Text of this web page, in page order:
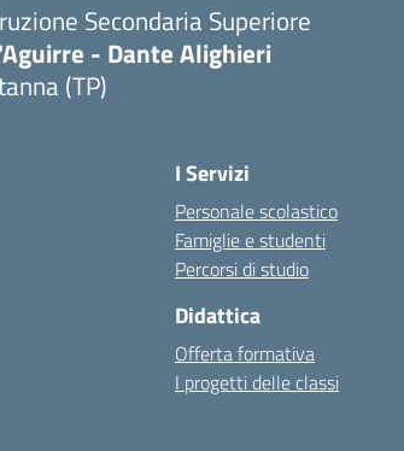
Secondaria Superiore
- Dante Alighieri
(TP)
I Servizi
Personale scolastico
Famiglie e studenti
Percorsi di studio
Didattica
Offerta formativa
I progetti delle classi